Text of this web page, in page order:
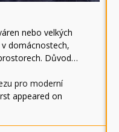
nebo velkých
domácnostech,
Důvod…
pro moderní
appeared on